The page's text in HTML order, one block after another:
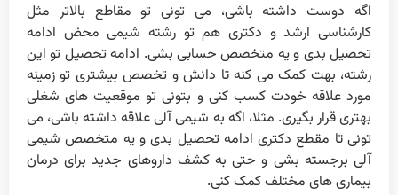
اگه دوست داشته باشی، می تونی تو مقاطع بالاتر مثل
کارشناسی ارشد و دکتری هم تو رشته شیمی محض ادامه
تحصیل بدی و یه متخصص حسابی بشی. ادامه تحصیل تو این
رشته، بهت کمک می کنه تا دانش و تخصص بیشتری تو زمینه
مورد علاقه خودت کسب کنی و بتونی تو موقعیت های شغلی
بهتری قرار بگیری. مثلا، اگه به شیمی آلی علاقه داشته باشی، می
تونی تا مقطع دکتری ادامه تحصیل بدی و یه متخصص شیمی
آلی برجسته بشی و حتی به کشف داروهای جدید برای درمان
بیماری های مختلف کمک کنی.